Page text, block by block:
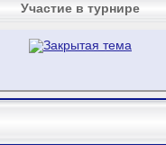
Участие в турнире